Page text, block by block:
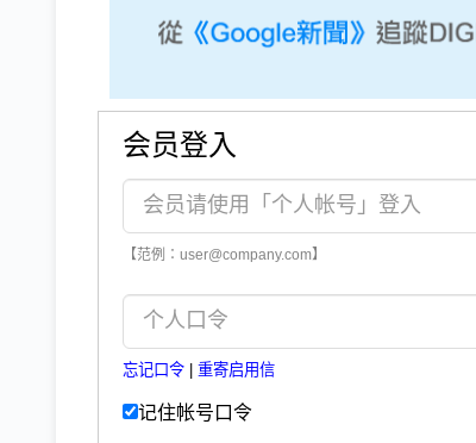
会员登入
【范例：user@company.com】
忘记口令 重寄启用信
记住帐号口令